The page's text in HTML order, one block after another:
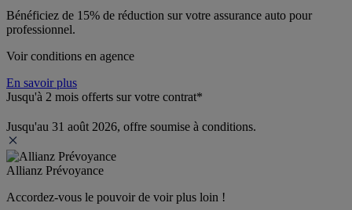
Bénéficiez de 15% de réduction sur votre assurance auto pour
professionnel.
Voir conditions en agence
En savoir plus
Jusqu'à 2 mois offerts sur votre contrat*
Jusqu'au 31 août 2026, offre soumise à conditions.
Allianz Prévoyance
Accordez-vous le pouvoir de voir plus loin !